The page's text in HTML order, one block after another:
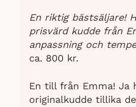
En riktig bästsäljare!
prisvärd kudde från
anpassning och
ca. 800 kr.
En till från Emma! Ja
originalkudde tillika